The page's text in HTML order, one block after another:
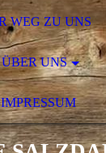
WEG ZU UNS
ÜBER UNS
IMPRESSUM